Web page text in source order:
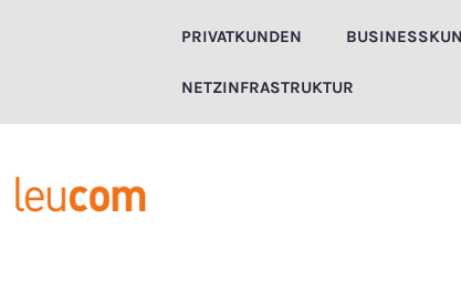
PRIVATKUNDEN
NETZINFRASTRUKTUR